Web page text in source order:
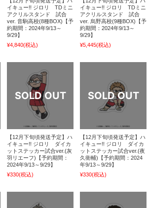
イキュー!! ジロリ TDミニ
アクリルスタンド 試合
ver. 音駒高校(8種BOX)【予
約期間：2024年9/13～
9/29】
¥4,840(税込)
イキュー!! ジロリ TDミニ
アクリルスタンド 試合
ver. 烏野高校(9種BOX)【予
約期間：2024年9/13～
9/29】
¥5,445(税込)
【12月下旬頃発送予定】ハ
イキュー!! ジロリ ダイカ
ットステッカー試合ver.(灰
羽リエーフ)【予約期間：
2024年9/13～9/29】
¥330(税込)
【12月下旬頃発送予定】ハ
イキュー!! ジロリ ダイカ
ットステッカー試合ver.(夜
久衛輔)【予約期間：2024
年9/13～9/29】
¥330(税込)